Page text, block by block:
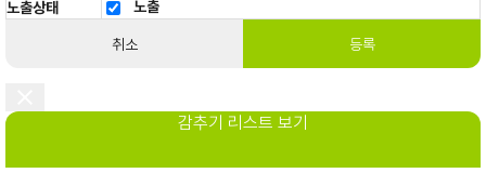
노출상태
노출
취소 등록
감추기 리스트 보기